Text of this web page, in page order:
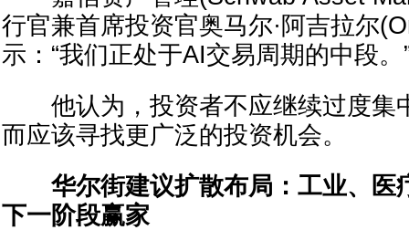
行官兼首席投资官奥马尔·阿吉拉尔
示：“我们正处于AI交易周期的中段。
他认为，投资者不应继续过度集
而应该寻找更广泛的投资机会。
华尔街建议扩散布局：工业、医
下一阶段赢家